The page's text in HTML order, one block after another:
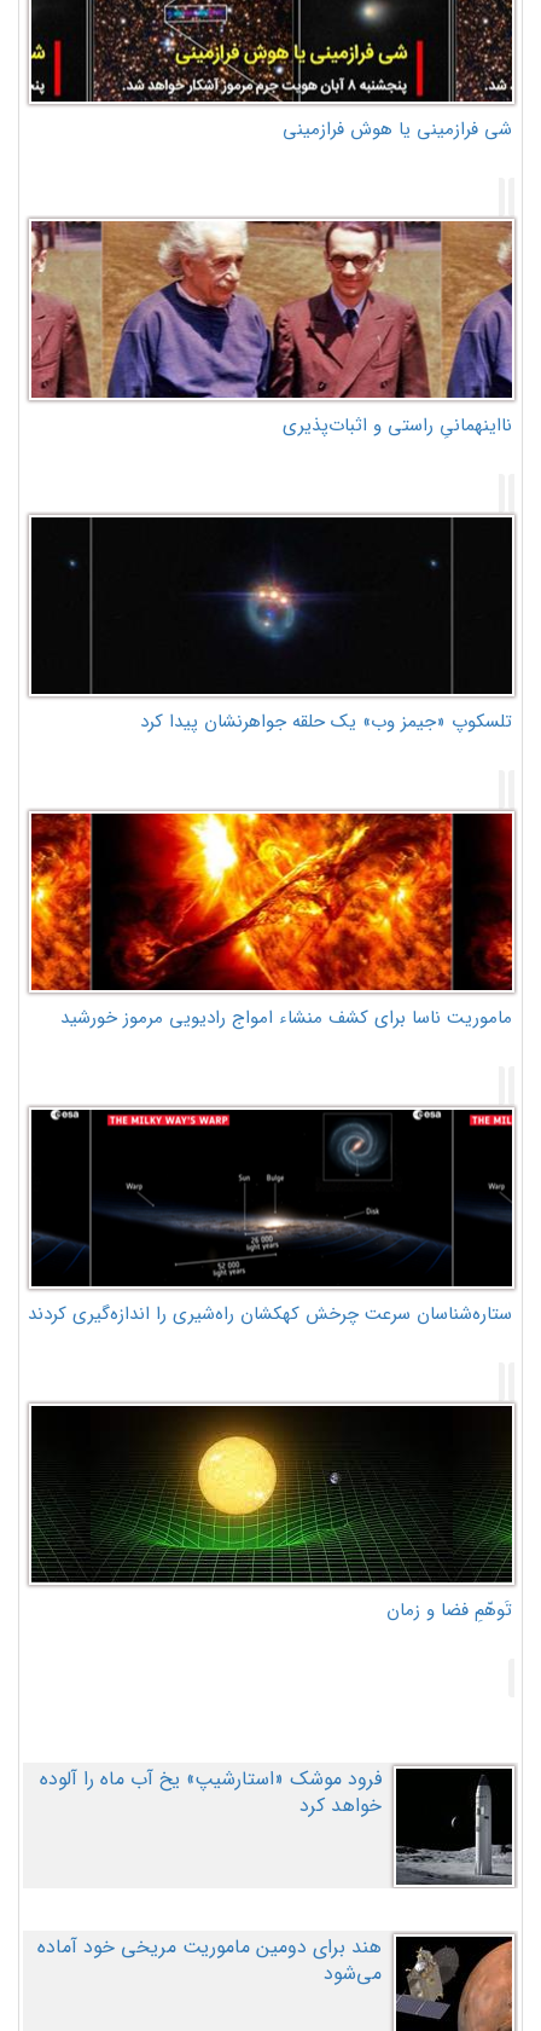
شی فرازمینی یا هوش فرازمینی
نااینهمانیِ راستی و اثبات‌پذیری
تلسکوپ «جیمز وب» یک حلقه جواهرنشان پیدا کرد
ماموریت ناسا برای کشف منشاء امواج رادیویی مرموز خورشید
ستاره‌شناسان سرعت چرخش کهکشان راه‌شیری را اندازه‌گیری کردند
تَوهّمِ فضا و زمان
فرود موشک «استارشیپ» یخ آب ماه را آلوده
خواهد کرد
هند برای دومین ماموریت مریخی خود آماده
می‌شود